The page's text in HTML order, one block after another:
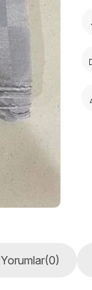
Yorumlar(0)